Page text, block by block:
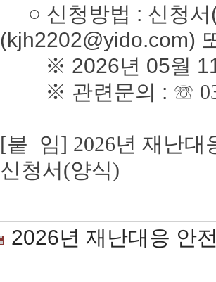
○ 신청방법 : 신청서
(kjh2202@yido.com)
※ 2026년 05월 11
※ 관련문의 : ☏
[붙 임] 2026년 재난대
신청서(양식)
2026년 재난대응 안